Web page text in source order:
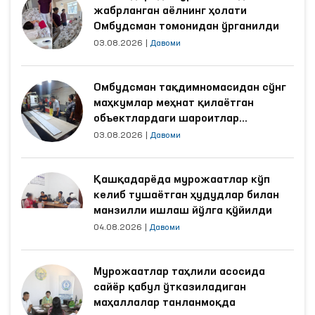
жабрланган аёлнинг ҳолати
Омбудсман томонидан ўрганилди
03.08.2026 Давоми
Омбудсман тақдимномасидан сўнг
маҳкумлар меҳнат қилаётган
объектлардаги шароитлар
яхшиланди
03.08.2026 Давоми
Қашқадарёда мурожаатлар кўп
келиб тушаётган ҳудудлар билан
манзилли ишлаш йўлга қўйилди
04.08.2026 Давоми
Мурожаатлар таҳлили асосида
сайёр қабул ўтказиладиган
маҳаллалар танланмоқда